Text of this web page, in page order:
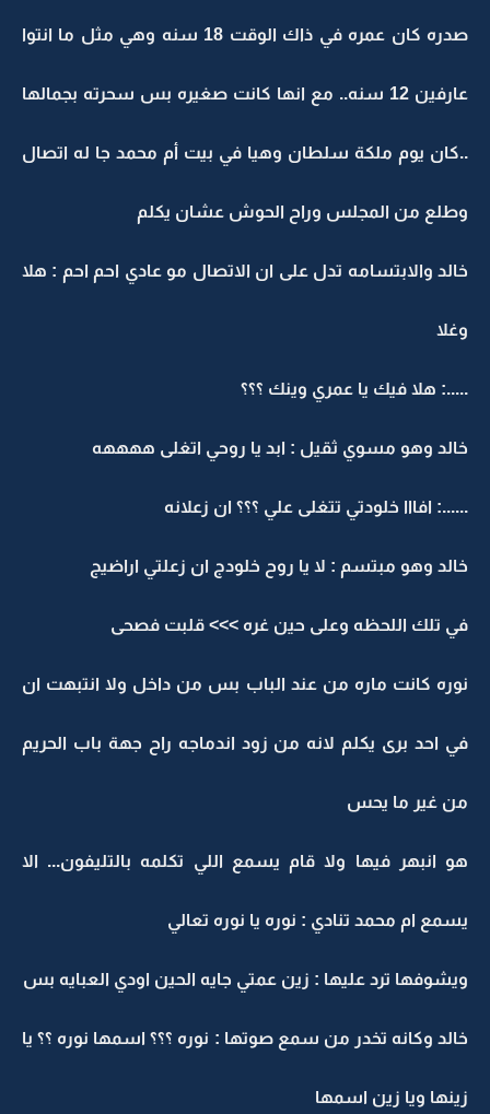
صدره كان عمره في ذاك الوقت 18 سنه وهي مثل ما انتوا
عارفين 12 سنه.. مع انها كانت صغيره بس سحرته بجمالها
..كان يوم ملكة سلطان وهيا في بيت أم محمد جا له اتصال
وطلع من المجلس وراح الحوش عشان يكلم
خالد والابتسامه تدل على ان الاتصال مو عادي احم احم : هلا
وغلا
.....: هلا فيك يا عمري وينك ؟؟؟
خالد وهو مسوي ثقيل : ابد يا روحي اتغلى ههههه
......: افااا خلودتي تتغلى علي ؟؟؟ ان زعلانه
خالد وهو مبتسم : لا يا روح خلودج ان زعلتي اراضيج
في تلك اللحظه وعلى حين غره >>> قلبت فصحى
نوره كانت ماره من عند الباب بس من داخل ولا انتبهت ان
في احد برى يكلم لانه من زود اندماجه راح جهة باب الحريم
من غير ما يحس
هو انبهر فيها ولا قام يسمع اللي تكلمه بالتليفون... الا
يسمع ام محمد تنادي : نوره يا نوره تعالي
ويشوفها ترد عليها : زين عمتي جايه الحين اودي العبايه بس
خالد وكانه تخدر من سمع صوتها : نوره ؟؟؟ اسمها نوره ؟؟ يا
زينها ويا زين اسمها